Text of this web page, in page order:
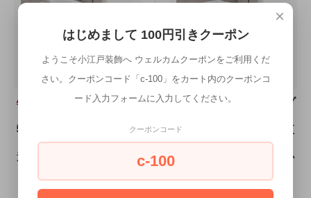
マットレス付シング
5224S3302 メーカー直
送商品 送料無料(北海
道・沖縄は別途送料が掛
マットレス付シング
5224S3301 メーカー直
送商品 送料無料(北海
道・沖縄は別途送料が掛
×
はじめまして 100円引きクーポン
ようこそ小江戸装飾へ ウェルカムクーポンをご利用くだ
さい。クーポンコード「c-100」をカート内のクーポンコ
ード入力フォームに入力してください。
クーポンコード
c-100